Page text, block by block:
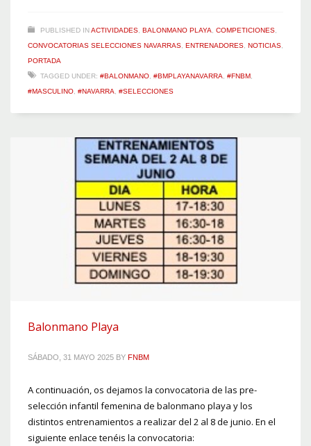
PUBLISHED INACTIVIDADES BALONMANO PLAYA COMPETICIONES
CONVOCATORIAS SELECCIONES NAVARRAS ENTRENADORES NOTICIAS
PORTADA
TAGGED UNDER: #BALONMANO #BMPLAYANAVARRA #FNBM
#MASCULINO #NAVARRA #SELECCIONES
Balonmano Playa
SÁBADO, 31 MAYO 2025 BY FNBM
A continuación, os dejamos la convocatoria de las pre-
selección infantil femenina de balonmano playa y los
distintos entrenamientos a realizar del 2 al 8 de junio. En el
siguiente enlace tenéis la convocatoria: